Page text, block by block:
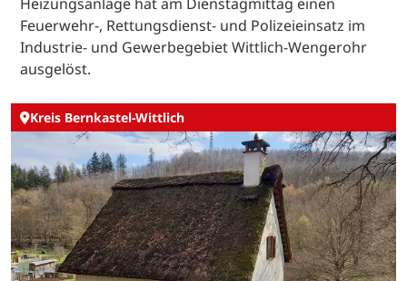
Feuerwehr-, Rettungsdienst- und Polizeieinsatz im
Industrie- und Gewerbegebiet Wittlich-Wengerohr
ausgelöst.
Kreis Bernkastel-Wittlich